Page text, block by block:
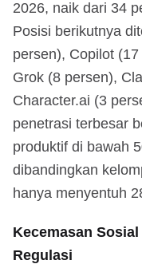
2026, naik dari 34
Posisi berikutnya
persen), Copilot
Grok (8 persen),
Character.ai (3
penetrasi terbesar
produktif di bawah
dibandingkan
hanya menyentuh
Kecemasan
Regulasi